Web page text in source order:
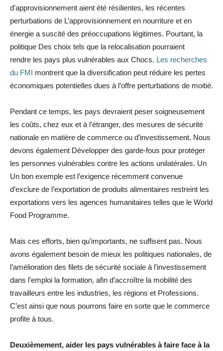
d’approvisionnement aient été résilientes, les récentes
perturbations de L’approvisionnement en nourriture et en
énergie a suscité des préoccupations légitimes. Pourtant, la
politique Des choix tels que la relocalisation pourraient
rendre les pays plus vulnérables aux Chocs. Les recherches
du FMI montrent que la diversification peut réduire les pertes
économiques potentielles dues à l’offre perturbations de moitié.
Pendant ce temps, les pays devraient peser soigneusement
les coûts, chez eux et à l’étranger, des mesures de sécurité
nationale en matière de commerce ou d’investissement. Nous
devons également Développer des garde-fous pour protéger
les personnes vulnérables contre les actions unilatérales. Un
Un bon exemple est l’exigence récemment convenue
d’exclure de l’exportation de produits alimentaires restreint les
exportations vers les agences humanitaires telles que le World
Food Programme.
Mais ces efforts, bien qu’importants, ne suffisent pas. Nous
avons également besoin de mieux les politiques nationales, de
l’amélioration des filets de sécurité sociale à l’investissement
dans l’emploi la formation, afin d’accroître la mobilité des
travailleurs entre les industries, les régions et Professions.
C’est ainsi que nous pourrons faire en sorte que le commerce
profite à tous.
Deuxièmement, aider les pays vulnérables à faire face à la